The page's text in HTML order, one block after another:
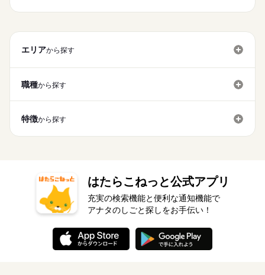
エリアから探す
職種から探す
特徴から探す
はたらこねっと公式アプリ
充実の検索機能と便利な通知機能で
アナタのしごと探しをお手伝い！